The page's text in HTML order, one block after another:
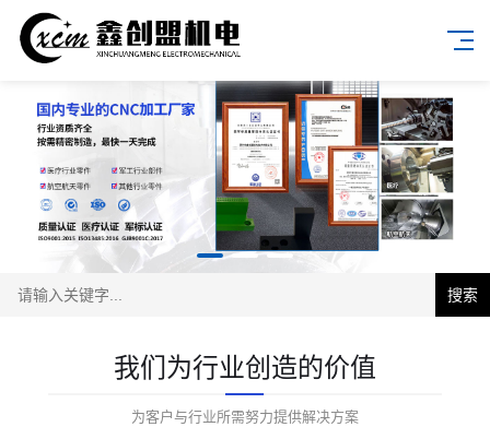
搜索
我们为行业创造的价值
为客户与行业所需努力提供解决方案